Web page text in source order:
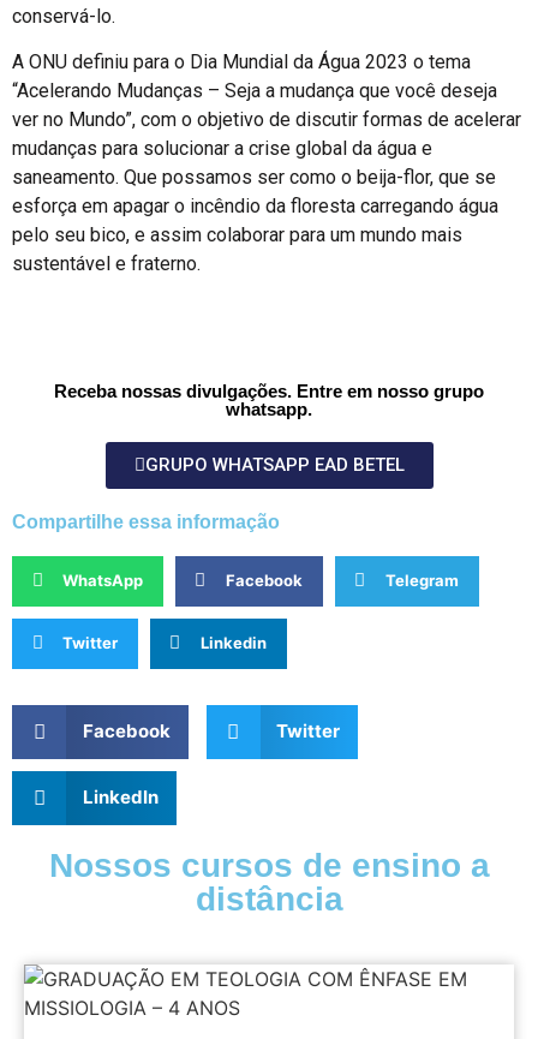
conservá-lo.
A ONU definiu para o Dia Mundial da Água 2023 o tema
“Acelerando Mudanças – Seja a mudança que você deseja
ver no Mundo”, com o objetivo de discutir formas de acelerar
mudanças para solucionar a crise global da água e
saneamento. Que possamos ser como o beija-flor, que se
esforça em apagar o incêndio da floresta carregando água
pelo seu bico, e assim colaborar para um mundo mais
sustentável e fraterno.
Receba nossas divulgações. Entre em nosso grupo
whatsapp.
GRUPO WHATSAPP EAD BETEL
Compartilhe essa informação
WhatsApp Facebook Telegram
Twitter Linkedin
Facebook Twitter
LinkedIn
Nossos cursos de ensino a
distância